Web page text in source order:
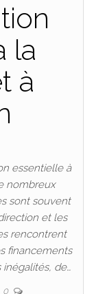
la
à
essentielle à
nombreux
sont souvent
et les
rencontrent
financements
de…
0